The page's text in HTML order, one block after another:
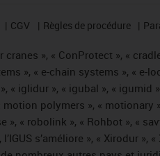
CGV Règles de procédure
», « ConProtect », «
», « e-chain systems », «
« iglidur », « igubal », «
polymers », «
», « robolink », « Rohbot », «
s’améliore », « Xirodur